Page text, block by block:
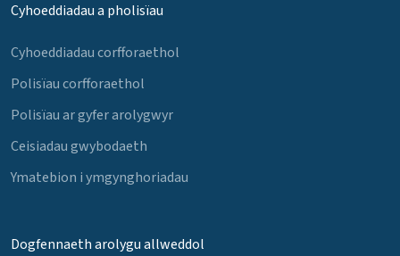
Cyhoeddiadau a pholisïau
Cyhoeddiadau corfforaethol
Polisïau corfforaethol
Polisïau ar gyfer arolygwyr
Ceisiadau gwybodaeth
Ymatebion i ymgynghoriadau
Dogfennaeth arolygu allweddol